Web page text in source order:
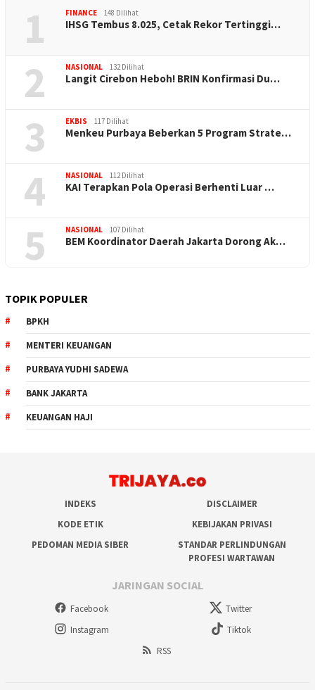
1 FINANCE 148 Dilihat
IHSG Tembus 8.025, Cetak Rekor Tertinggi…
2 NASIONAL 132 Dilihat
Langit Cirebon Heboh! BRIN Konfirmasi Du…
3 EKBIS 117 Dilihat
Menkeu Purbaya Beberkan 5 Program Strate…
4 NASIONAL 112 Dilihat
KAI Terapkan Pola Operasi Berhenti Luar …
5 NASIONAL 107 Dilihat
BEM Koordinator Daerah Jakarta Dorong Ak…
TOPIK POPULER
BPKH
MENTERI KEUANGAN
PURBAYA YUDHI SADEWA
BANK JAKARTA
KEUANGAN HAJI
INDEKS
DISCLAIMER
KODE ETIK
KEBIJAKAN PRIVASI
PEDOMAN MEDIA SIBER
STANDAR PERLINDUNGAN
PROFESI WARTAWAN
JARINGAN SOCIAL
Facebook
Twitter
Instagram
Tiktok
RSS